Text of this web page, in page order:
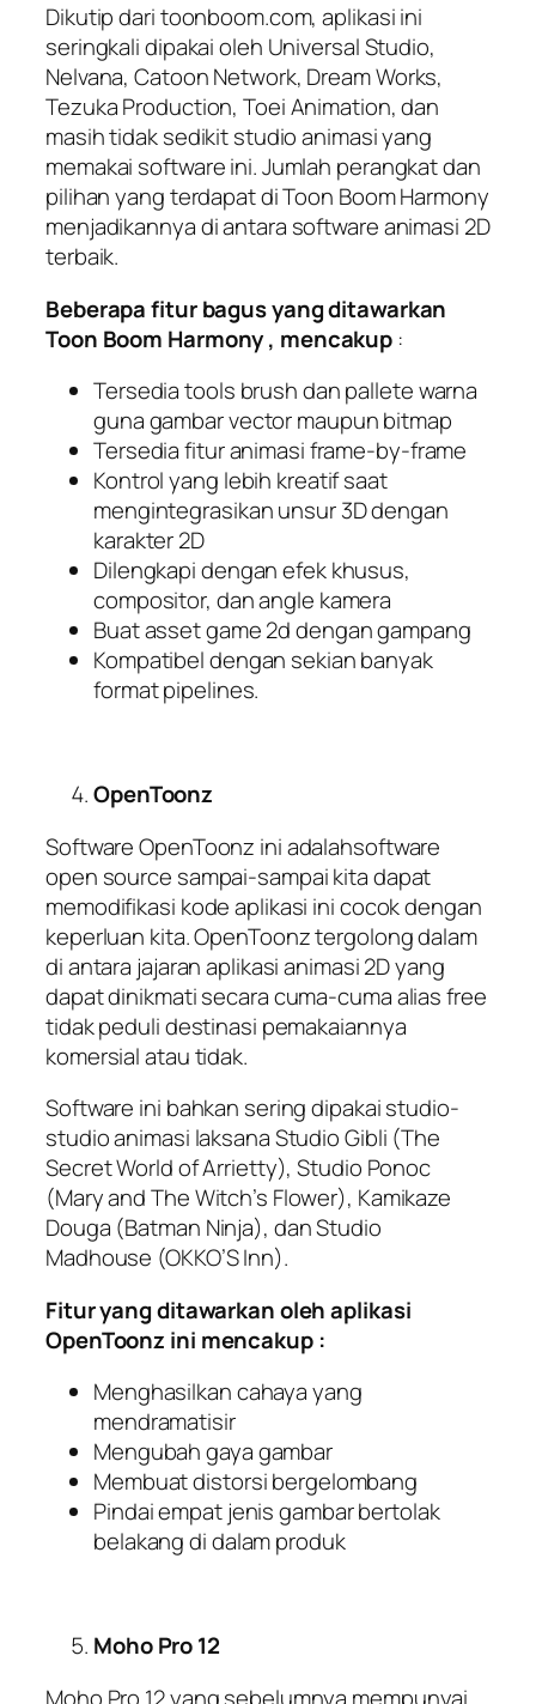
Dikutip dari toonboom.com, aplikasi ini
seringkali dipakai oleh Universal Studio,
Nelvana, Catoon Network, Dream Works,
Tezuka Production, Toei Animation, dan
masih tidak sedikit studio animasi yang
memakai software ini. Jumlah perangkat dan
pilihan yang terdapat di Toon Boom Harmony
menjadikannya di antara software animasi 2D
terbaik.
Beberapa fitur bagus yang ditawarkan
Toon Boom Harmony , mencakup :
Tersedia tools brush dan pallete warna
guna gambar vector maupun bitmap
Tersedia fitur animasi frame-by-frame
Kontrol yang lebih kreatif saat
mengintegrasikan unsur 3D dengan
karakter 2D
Dilengkapi dengan efek khusus,
compositor, dan angle kamera
Buat asset game 2d dengan gampang
Kompatibel dengan sekian banyak
format pipelines.
OpenToonz
Software OpenToonz ini adalahsoftware
open source sampai-sampai kita dapat
memodifikasi kode aplikasi ini cocok dengan
keperluan kita. OpenToonz tergolong dalam
di antara jajaran aplikasi animasi 2D yang
dapat dinikmati secara cuma-cuma alias free
tidak peduli destinasi pemakaiannya
komersial atau tidak.
Software ini bahkan sering dipakai studio-
studio animasi laksana Studio Gibli (The
Secret World of Arrietty), Studio Ponoc
(Mary and The Witch’s Flower), Kamikaze
Douga (Batman Ninja), dan Studio
Madhouse (OKKO’S Inn).
Fitur yang ditawarkan oleh aplikasi
OpenToonz ini mencakup :
Menghasilkan cahaya yang
mendramatisir
Mengubah gaya gambar
Membuat distorsi bergelombang
Pindai empat jenis gambar bertolak
belakang di dalam produk
Moho Pro 12